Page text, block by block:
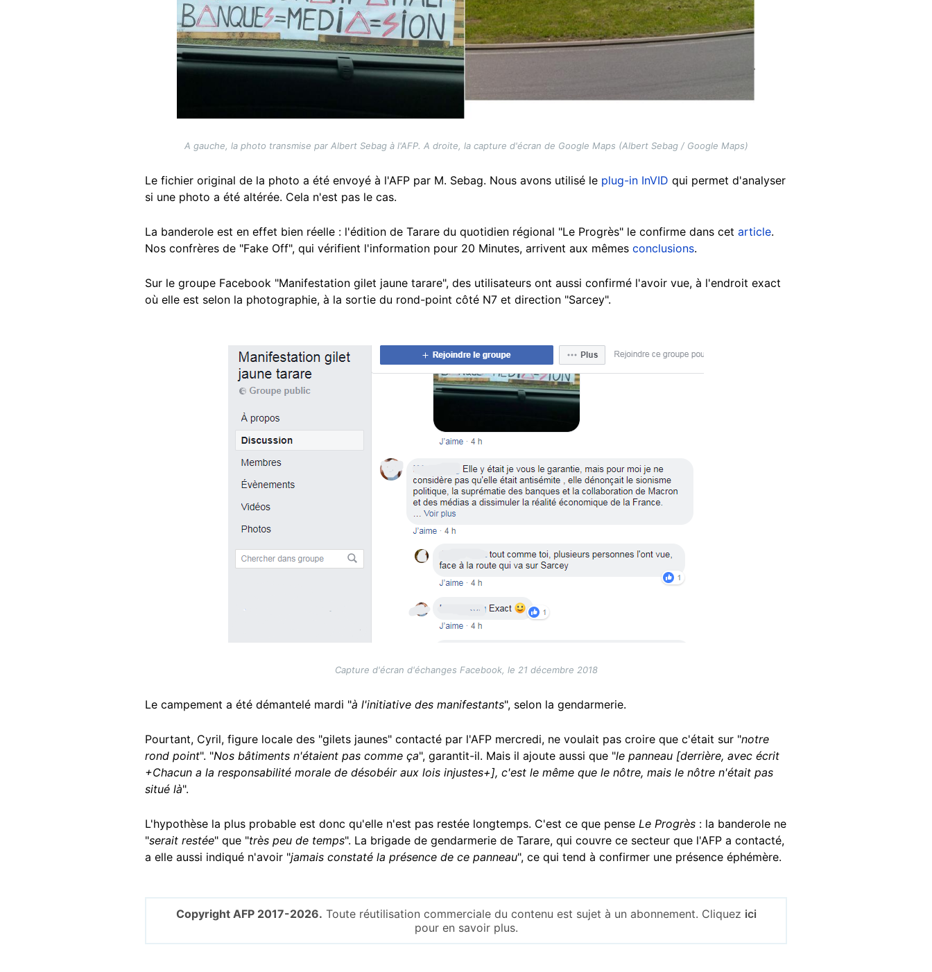
A gauche, la photo transmise par Albert Sebag à l'AFP. A droite, la capture d'écran de Google Maps (Albert Sebag / Google Maps)
Le fichier original de la photo a été envoyé à l'AFP par M. Sebag. Nous avons utilisé le plug-in InVID qui permet d'analyser
si une photo a été altérée. Cela n'est pas le cas.
La banderole est en effet bien réelle : l'édition de Tarare du quotidien régional "Le Progrès" le confirme dans cet article.
Nos confrères de "Fake Off", qui vérifient l'information pour 20 Minutes, arrivent aux mêmes conclusions.
Sur le groupe Facebook "Manifestation gilet jaune tarare", des utilisateurs ont aussi confirmé l'avoir vue, à l'endroit exact
où elle est selon la photographie, à la sortie du rond-point côté N7 et direction "Sarcey".
Capture d'écran d'échanges Facebook, le 21 décembre 2018
Le campement a été démantelé mardi "à l'initiative des manifestants", selon la gendarmerie.
Pourtant, Cyril, figure locale des "gilets jaunes" contacté par l'AFP mercredi, ne voulait pas croire que c'était sur "notre
rond point". "Nos bâtiments n'étaient pas comme ça", garantit-il. Mais il ajoute aussi que "le panneau [derrière, avec écrit
+Chacun a la responsabilité morale de désobéir aux lois injustes+], c'est le même que le nôtre, mais le nôtre n'était pas
situé là".
L'hypothèse la plus probable est donc qu'elle n'est pas restée longtemps. C'est ce que pense Le Progrès : la banderole ne
"serait restée" que "très peu de temps". La brigade de gendarmerie de Tarare, qui couvre ce secteur que l'AFP a contacté,
a elle aussi indiqué n'avoir "jamais constaté la présence de ce panneau", ce qui tend à confirmer une présence éphémère.
Copyright AFP 2017-2026. Toute réutilisation commerciale du contenu est sujet à un abonnement. Cliquez ici
pour en savoir plus.